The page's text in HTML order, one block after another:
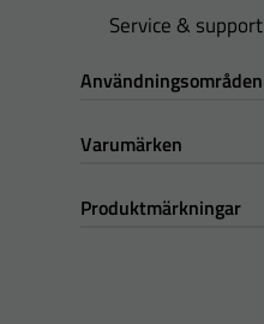
Service & support
Användningsområden
Varumärken
Produktmärkningar